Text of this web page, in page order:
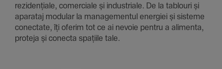
rezi­den­țiale, comer­ciale și indus­triale. De la tablouri și
aparataj modular la managementul energiei și sisteme
conec­tate, îți oferim tot ce ai nevoie pentru a alimenta,
proteja și conecta spațiile tale.